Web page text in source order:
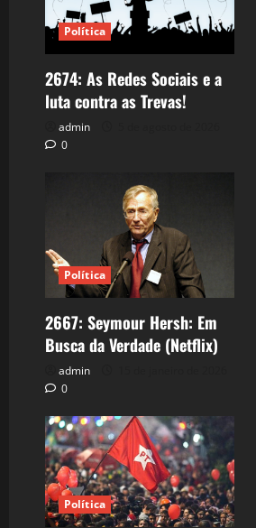
Política
2674: As Redes Sociais e a
luta contra as Trevas!
admin
0
Política
2667: Seymour Hersh: Em
Busca da Verdade (Netflix)
admin
0
Política